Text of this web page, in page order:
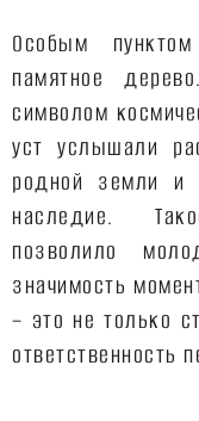
Особым
памятное
символом
уст услышали
родной земли и
наследие.
позволило
значимость
– это не только